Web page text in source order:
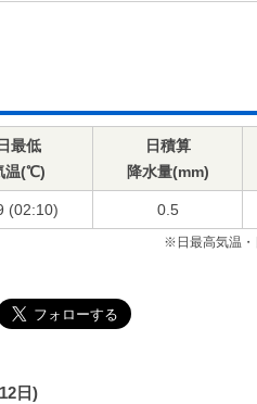
最低
温(℃)
日積算
降水量(mm)
(02:10) 0.5
※日最高気温・
日)